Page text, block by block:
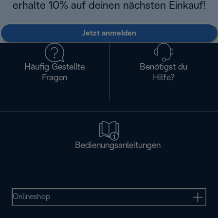
erhalte 10% auf deinen nächsten Einkauf!
Jetzt anmelden
Häufig Gestellte
Fragen
Benötigst du
Hilfe?
Bedienungsanleitungen
Onlineshop